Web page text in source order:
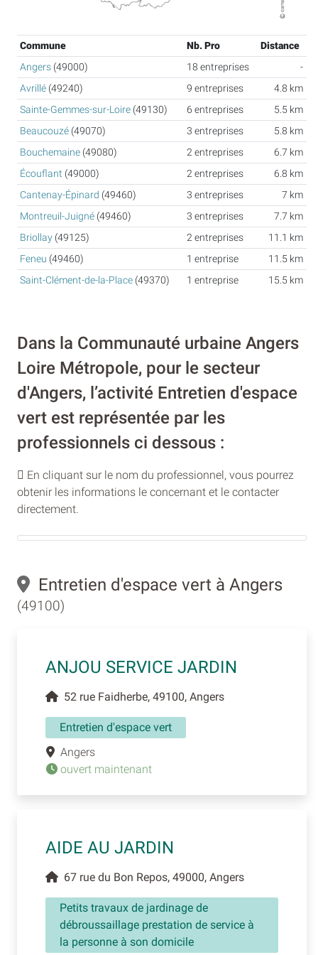
Commune Nb. Pro
Distance
Angers (49000) 18 entreprises
-
Avrillé (49240) 9 entreprises
4.8 km
Sainte-Gemmes-sur-Loire (49130) 6 entreprises
5.5 km
Beaucouzé (49070) 3 entreprises
5.8 km
Bouchemaine (49080) 2 entreprises
6.7 km
Écouflant (49000) 2 entreprises
6.8 km
Cantenay-Épinard (49460) 3 entreprises
7 km
Montreuil-Juigné (49460) 3 entreprises
7.7 km
Briollay (49125) 2 entreprises
11.1 km
Feneu (49460) 1 entreprise
11.5 km
Saint-Clément-de-la-Place (49370) 1 entreprise 15.5 km
Dans la Communauté urbaine Angers
Loire Métropole, pour le secteur
d'Angers, l’activité Entretien d'espace
vert est représentée par les
professionnels ci dessous :
En cliquant sur le nom du professionnel, vous pourrez
obtenir les informations le concernant et le contacter
directement.
Entretien d'espace vert à Angers
(49100)
ANJOU SERVICE JARDIN
52 rue Faidherbe, 49100, Angers
Entretien d'espace vert
Angers
ouvert maintenant
AIDE AU JARDIN
67 rue du Bon Repos, 49000, Angers
Petits travaux de jardinage de
débroussaillage prestation de service à
la personne à son domicile